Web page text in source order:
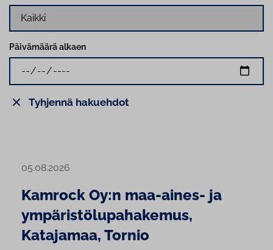
05.08.2026
Kamrock Oy:n maa-aines- ja
ympäristölupahakemus,
Katajamaa, Tornio
Päivämäärä alkaen
Tyhjennä hakuehdot